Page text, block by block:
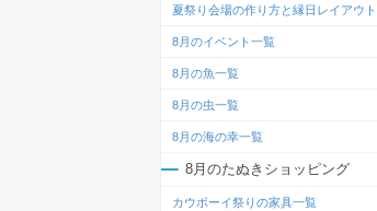
夏祭り会場の作り方と縁日レイアウト
8月のイベント一覧
8月の魚一覧
8月の虫一覧
8月の海の幸一覧
8月のたぬきショッピング
カウボーイ祭りの家具一覧